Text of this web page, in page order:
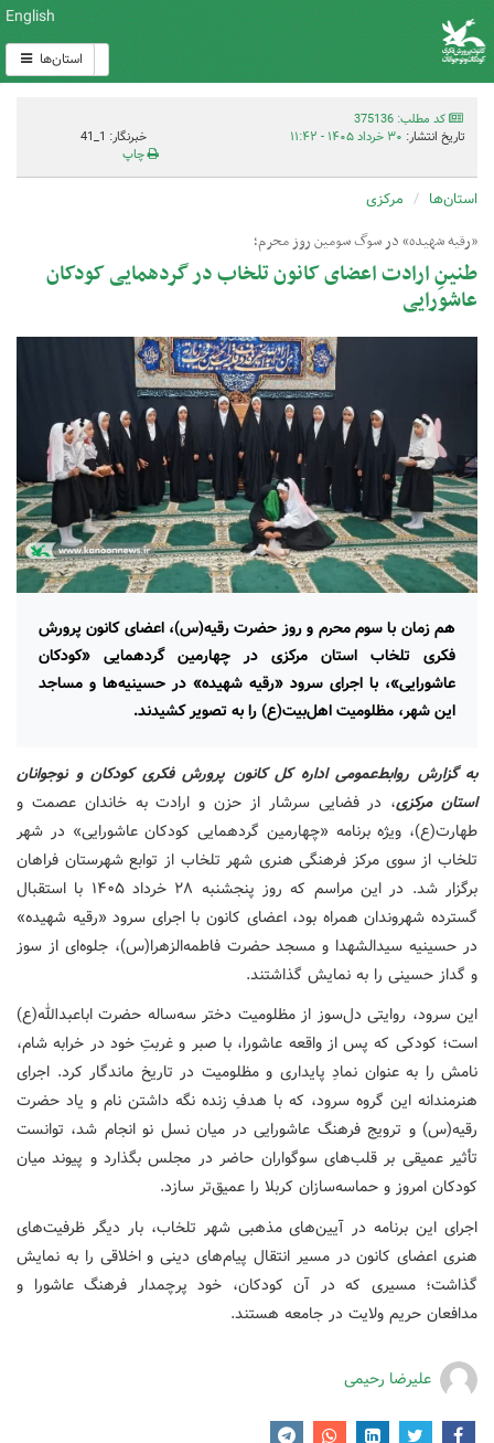
English
استان‌ها
کد مطلب: 375136
تاریخ انتشار: ۳۰ خرداد ۱۴۰۵ - ۱۱:۴۲
خبرنگار: 1_41
چاپ
استان‌ها مرکزی
«رقیه شهیده» در سوگ سومین روز محرم؛
طنینِ ارادت اعضای کانون تلخاب در گردهمایی کودکان
عاشورایی
هم زمان با سوم محرم و روز حضرت رقیه(س)، اعضای کانون پرورش
فکری تلخاب استان مرکزی در چهارمین گردهمایی «کودکان
عاشورایی»، با اجرای سرود «رقیه شهیده» در حسینیه‌ها و مساجد
این شهر، مظلومیت اهل‌بیت(ع) را به تصویر کشیدند.
به گزارش روابط‌عمومی اداره کل کانون پرورش فکری کودکان و نوجوانان
استان مرکزی، در فضایی سرشار از حزن و ارادت به خاندان عصمت و
طهارت(ع)، ویژه برنامه «چهارمین گردهمایی کودکان عاشورایی» در شهر
تلخاب از سوی مرکز فرهنگی هنری شهر تلخاب از توابع شهرستان فراهان
برگزار شد. در این مراسم که روز پنجشنبه ۲۸ خرداد ۱۴۰۵ با استقبال
گسترده شهروندان همراه بود، اعضای کانون با اجرای سرود «رقیه شهیده»
در حسینیه سیدالشهدا و مسجد حضرت فاطمه‌الزهرا(س)، جلوه‌ای از سوز
و گداز حسینی را به نمایش گذاشتند.
این سرود، روایتی دل‌سوز از مظلومیت دختر سه‌ساله حضرت اباعبدالله(ع)
است؛ کودکی که پس از واقعه عاشورا، با صبر و غربتِ خود در خرابه شام،
نامش را به عنوان نمادِ پایداری و مظلومیت در تاریخ ماندگار کرد. اجرای
هنرمندانه این گروه سرود، که با هدفِ زنده نگه داشتن نام و یاد حضرت
رقیه(س) و ترویج فرهنگ عاشورایی در میان نسل نو انجام شد، توانست
تأثیر عمیقی بر قلب‌های سوگواران حاضر در مجلس بگذارد و پیوند میان
کودکان امروز و حماسه‌سازان کربلا را عمیق‌تر سازد.
اجرای این برنامه در آیین‌های مذهبی شهر تلخاب، بار دیگر ظرفیت‌های
هنری اعضای کانون در مسیر انتقال پیام‌های دینی و اخلاقی را به نمایش
گذاشت؛ مسیری که در آن کودکان، خود پرچمدار فرهنگ عاشورا و
مدافعان حریم ولایت در جامعه هستند.
علیرضا رحیمی